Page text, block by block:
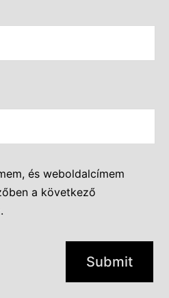
és weboldalcímem
a következő